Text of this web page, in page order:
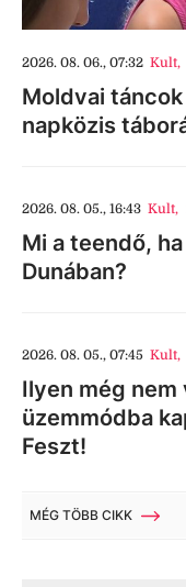
2026. 08. 06., 07:32 Kult,
Moldvai táncok
napközis
2026. 08. 05., 16:43 Kult,
Mi a teendő,
Dunában?
2026. 08. 05., 07:45 Kult,
Ilyen még
üzemmódba
Feszt!
MÉG TÖBB CIKK